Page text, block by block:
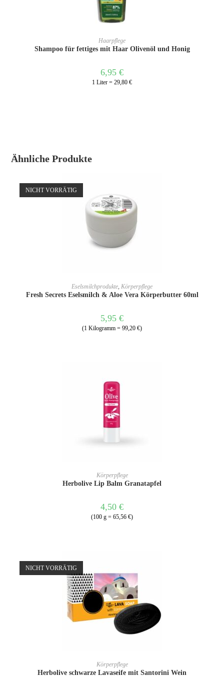
IN DEN WARENKORB
Haarpflege
Shampoo für fettiges mit Haar Olivenöl und Honig
6,95 €
1 Liter = 29,80 €
Ähnliche Produkte
NICHT VORRÄTIG
WEITERLESEN
Eselsmilchprodukte Körperpflege
Fresh Secrets Eselsmilch & Aloe Vera Körperbutter 60ml
5,95 €
(1 Kilogramm = 99,20 €)
IN DEN WARENKORB
Körperpflege
Herbolive Lip Balm Granatapfel
4,50 €
(100 g = 65,56 €)
NICHT VORRÄTIG
WEITERLESEN
Körperpflege
Herbolive schwarze Lavaseife mit Santorini Wein